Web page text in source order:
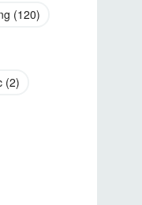
(120)
(2)